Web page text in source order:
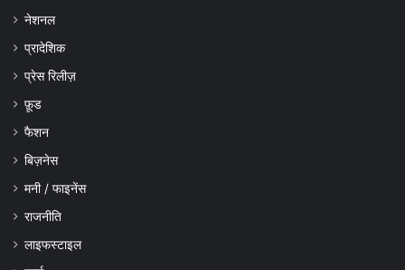
नेशनल
प्रादेशिक
प्रेस रिलीज़
फ़ूड
फैशन
बिज़नेस
मनी / फाइनेंस
राजनीति
लाइफस्टाइल